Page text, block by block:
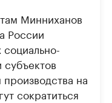
Минниханов
России
на
сократиться